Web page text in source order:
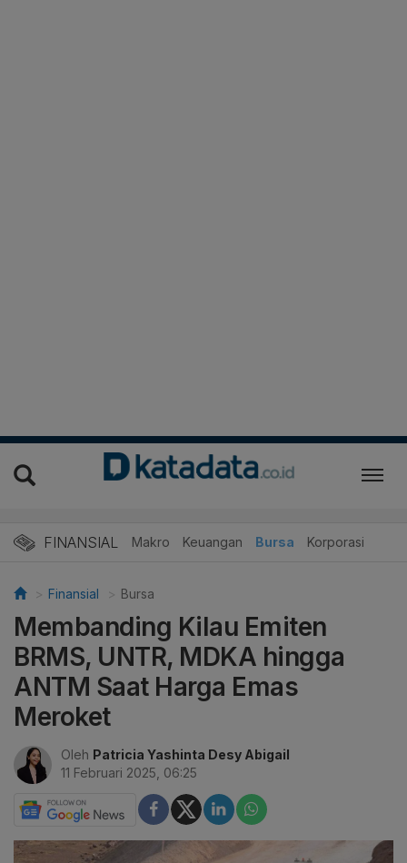
FINANSIAL Makro Keuangan Bursa Korporasi
Finansial Bursa
Membanding Kilau Emiten
BRMS, UNTR, MDKA hingga
ANTM Saat Harga Emas
Meroket
Oleh Patricia Yashinta Desy Abigail
11 Februari 2025, 06:25